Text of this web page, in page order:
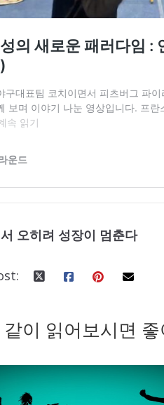
오히려 성장이 멈춘다
이 읽어보시면